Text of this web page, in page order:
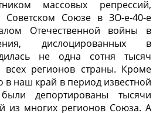
массовых репрессий,
Союзе в ЗО-е-40-е
Отечественной войны в
дислоцированных в
не одна сотня тысяч
регионов страны. Кроме
в наш край в период известной
были депортированы тысячи
из многих регионов Союза. А